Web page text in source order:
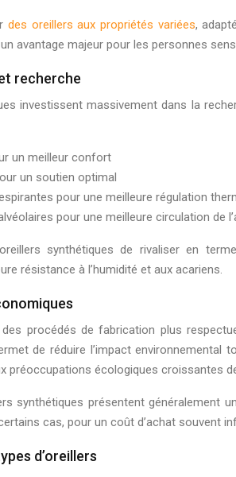
des oreillers aux propriétés variées,
avantage majeur pour les personnes
recherche
investissent massivement dans la
un meilleur confort
un soutien optimal
pour une meilleure régulation
pour une meilleure circulation de
synthétiques de rivaliser en
résistance à l’humidité et aux acariens.
procédés de fabrication plus
de réduire l’impact environnemental
préoccupations écologiques croissantes
synthétiques présentent généralement
cas, pour un coût d’achat souvent
d’oreillers